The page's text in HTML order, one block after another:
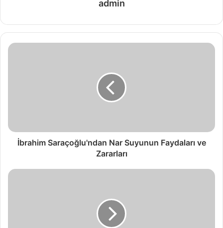
admin
İbrahim Saraçoğlu'ndan Nar Suyunun Faydaları ve
Zararları